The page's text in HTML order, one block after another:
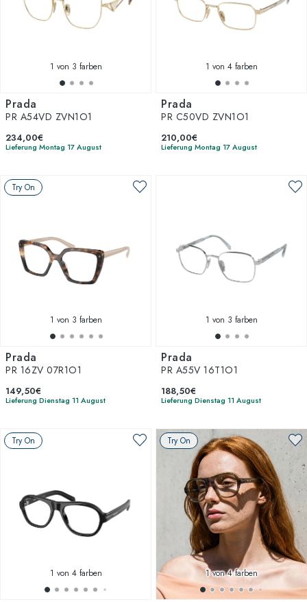
1 von 3 farben
Prada
PR A54VD ZVN1O1
234,00€
Lieferung Montag 17 August
1 von 4 farben
Prada
PR C50VD ZVN1O1
210,00€
Lieferung Montag 17 August
Try On
1 von 3 farben
Prada
PR 16ZV 07R1O1
149,50€
Lieferung Dienstag 11 August
1 von 3 farben
Prada
PR A55V 16T1O1
188,50€
Lieferung Dienstag 11 August
Try On
1 von 4 farben
Try On
1von 4 farben